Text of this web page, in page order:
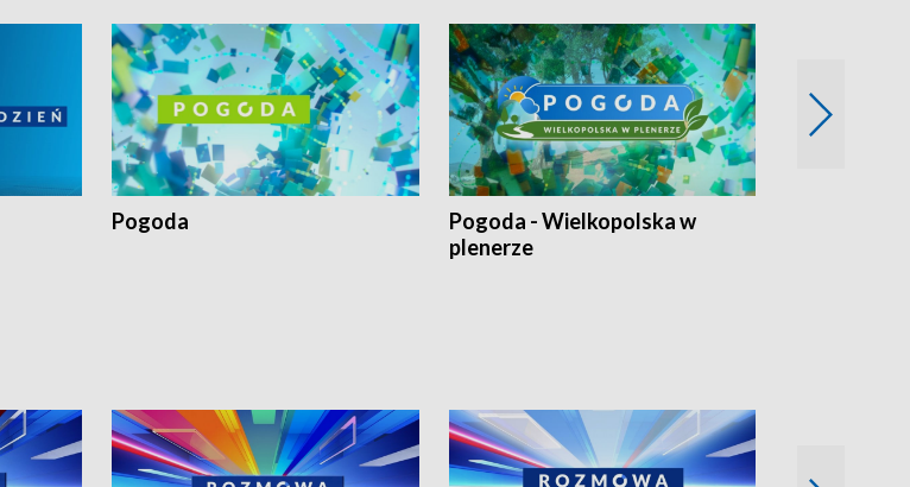
Pogoda
Pogoda - Wielkopolska w
plenerze